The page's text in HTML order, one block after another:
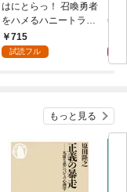
はにとらっ！ 召喚勇者
をハメるハニートラッ
プ包囲網 1
715
試読フル
年9
もっと見る